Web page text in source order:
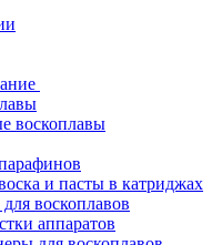
воскоплавы
и пасты в катриджах
воскоплавов
аппаратов